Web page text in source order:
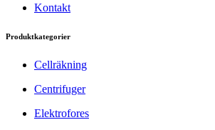
Kontakt
Produktkategorier
Cellräkning
Centrifuger
Elektrofores